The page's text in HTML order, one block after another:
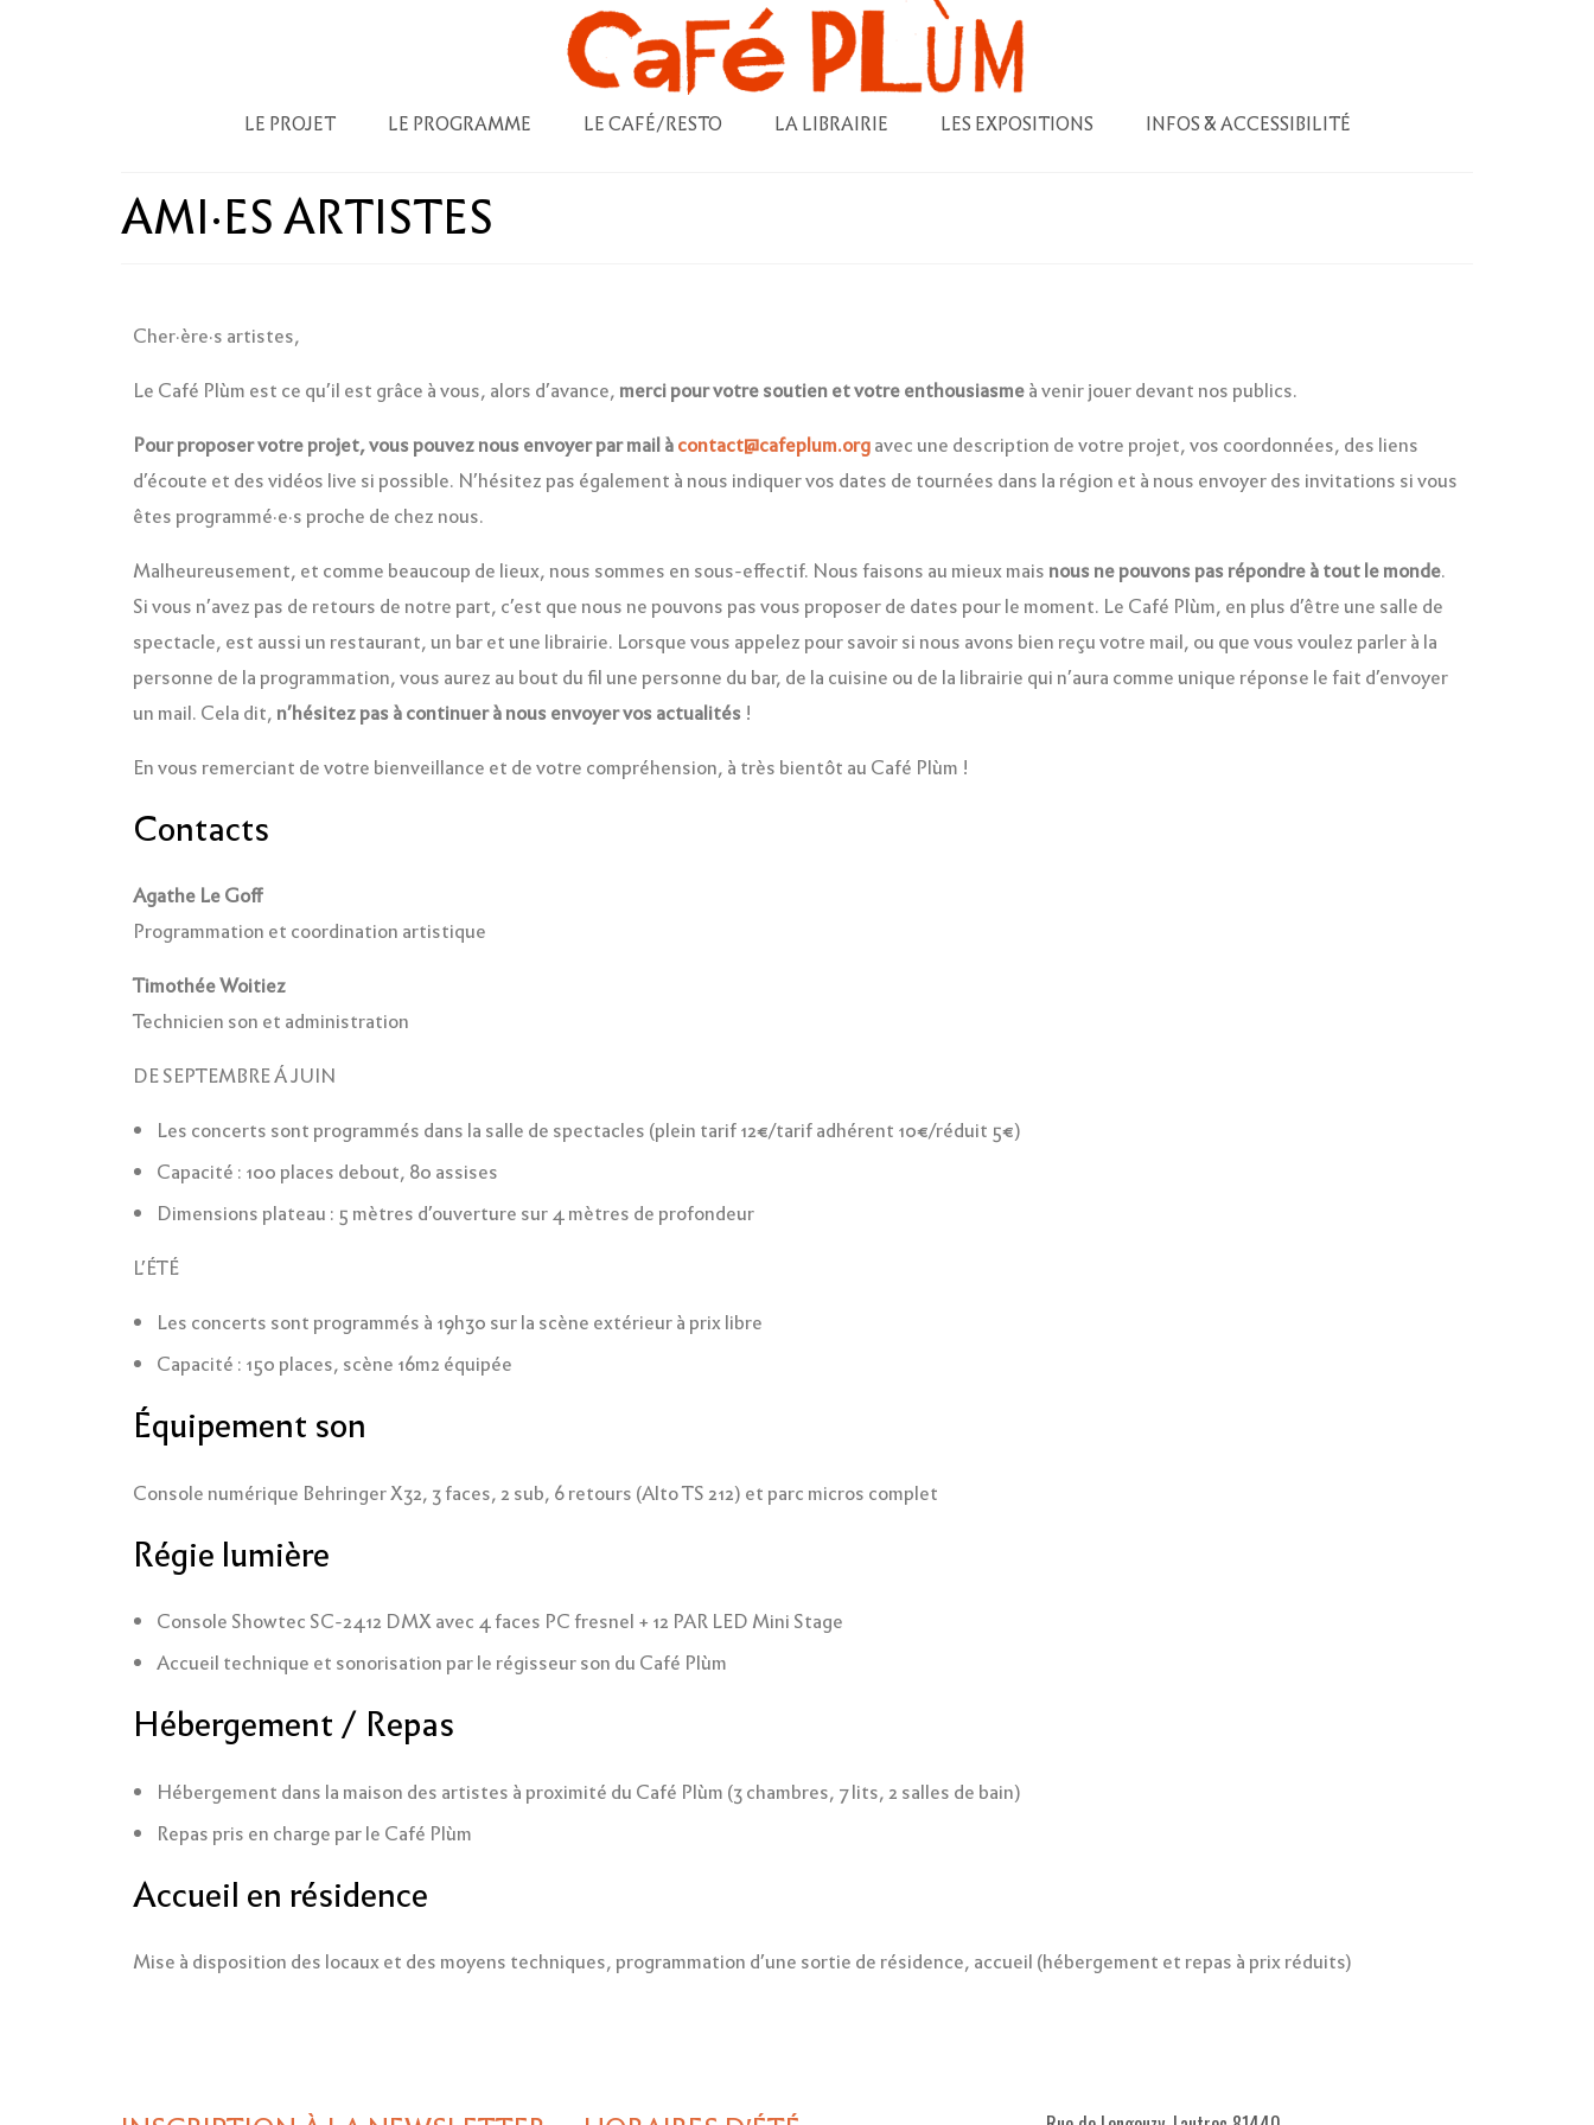
LE PROJET LE PROGRAMME LE CAFÉ/RESTO LA LIBRAIRIE LES EXPOSITIONS INFOS & ACCESSIBILITÉ
AMI·ES ARTISTES
Cher·ère·s artistes,
Le Café Plùm est ce qu’il est grâce à vous, alors d’avance, merci pour votre soutien et votre enthousiasmeà venir jouer devant nos publics.
Pour proposer votre projet, vous pouvez nous envoyer par mail àcontact@cafeplum.orgavec une description de votre projet, vos coordonnées, des liens
d’écoute et des vidéos live si possible. N’hésitez pas également à nous indiquer vos dates de tournées dans la région et à nous envoyer des invitations si vous
êtes programmé·e·s proche de chez nous.
Malheureusement, et comme beaucoup de lieux, nous sommes en sous-effectif. Nous faisons au mieux mais nous ne pouvons pas répondre à tout le monde.
Si vous n’avez pas de retours de notre part, c’est que nous ne pouvons pas vous proposer de dates pour le moment. Le Café Plùm, en plus d’être une salle de
spectacle, est aussi un restaurant, un bar et une librairie. Lorsque vous appelez pour savoir si nous avons bien reçu votre mail, ou que vous voulez parler à la
personne de la programmation, vous aurez au bout du fil une personne du bar, de la cuisine ou de la librairie qui n’aura comme unique réponse le fait d’envoyer
un mail. Cela dit, n’hésitez pas à continuer à nous envoyer vos actualités !
En vous remerciant de votre bienveillance et de votre compréhension, à très bientôt au Café Plùm !
Contacts
Agathe Le Goff
Programmation et coordination artistique
Timothée Woitiez
Technicien son et administration
DE SEPTEMBRE Á JUIN
Les concerts sont programmés dans la salle de spectacles (plein tarif 12€/tarif adhérent 10€/réduit 5€)
Capacité : 100 places debout, 80 assises
Dimensions plateau : 5 mètres d’ouverture sur 4 mètres de profondeur
L’ÉTÉ
Les concerts sont programmés à 19h30 sur la scène extérieur à prix libre
Capacité : 150 places, scène 16m2 équipée
Équipement son
Console numérique Behringer X32, 3 faces, 2 sub, 6 retours (Alto TS 212) et parc micros complet
Régie lumière
Console Showtec SC-2412 DMX avec 4 faces PC fresnel + 12 PAR LED Mini Stage
Accueil technique et sonorisation par le régisseur son du Café Plùm
Hébergement / Repas
Hébergement dans la maison des artistes à proximité du Café Plùm (3 chambres, 7 lits, 2 salles de bain)
Repas pris en charge par le Café Plùm
Accueil en résidence
Mise à disposition des locaux et des moyens techniques, programmation d’une sortie de résidence, accueil (hébergement et repas à prix réduits)